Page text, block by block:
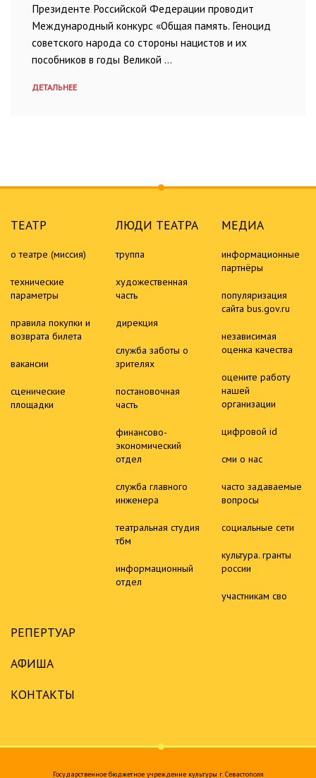
Президенте Российской Федерации проводит
Международный конкурс «Общая память. Геноцид
советского народа со стороны нацистов и их
пособников в годы Великой …
ДЕТАЛЬНЕЕ
ТЕАТР
о театре (миссия)
технические
параметры
правила покупки и
возврата билета
вакансии
сценические
площадки
ЛЮДИ ТЕАТРА
труппа
художественная
часть
дирекция
служба заботы о
зрителях
постановочная
часть
финансово-
экономический
отдел
служба главного
инженера
театральная студия
тбм
информационный
отдел
МЕДИА
информационные
партнёры
популяризация
сайта bus.gov.ru
независимая
оценка качества
оцените работу
нашей
организации
цифровой id
сми о нас
часто задаваемые
вопросы
социальные сети
культура. гранты
россии
участникам сво
РЕПЕРТУАР
АФИША
КОНТАКТЫ
Государственное бюджетное учреждение культуры г. Севастополя